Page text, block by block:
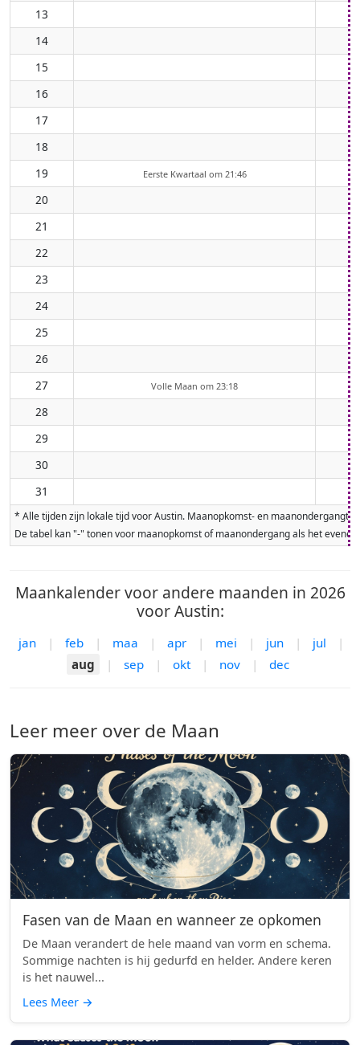
13
14
15
16
17
18
19
Eerste Kwartaal om 21:46
20
21
22
23
24
25
26
27
Volle Maan om 23:18
28
29
30
31
* Alle tijden zijn lokale tijd voor Austin. Maanopkomst- en
De tabel kan "-" tonen voor maanopkomst of maanondergang als het
Maankalender voor andere maanden in 2026
voor Austin:
jan | feb | maa | apr | mei | jun | jul
|
aug
| sep | okt | nov | dec
Leer meer over de Maan
Fasen van de Maan en wanneer ze opkomen
De Maan verandert de hele maand van vorm en schema.
Sommige nachten is hij gedurfd en helder. Andere keren
is het nauwel...
Lees Meer →